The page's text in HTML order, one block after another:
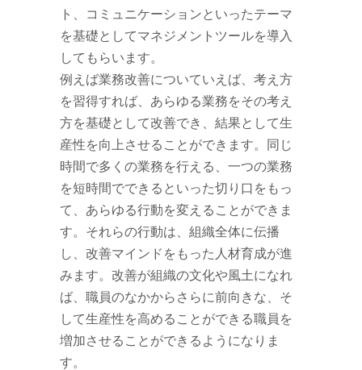
ト、コミュニケーションといったテーマ
を基礎としてマネジメントツールを導入
してもらいます。
例えば業務改善についていえば、考え方
を習得すれば、あらゆる業務をその考え
方を基礎として改善でき、結果として生
産性を向上させることができます。同じ
時間で多くの業務を行える、一つの業務
を短時間でできるといった切り口をもっ
て、あらゆる行動を変えることができま
す。それらの行動は、組織全体に伝播
し、改善マインドをもった人材育成が進
みます。改善が組織の文化や風土になれ
ば、職員のなかからさらに前向きな、そ
して生産性を高めることができる職員を
増加させることができるようになりま
す。